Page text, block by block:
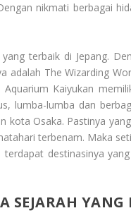
nikmati berbagai
terbaik di Jepang.
adalah The Wizarding
Kaiyukan
lumba-lumba dan
kota Osaka. Pastinya
terbenam. Maka
destinasinya
SEJARAH YANG